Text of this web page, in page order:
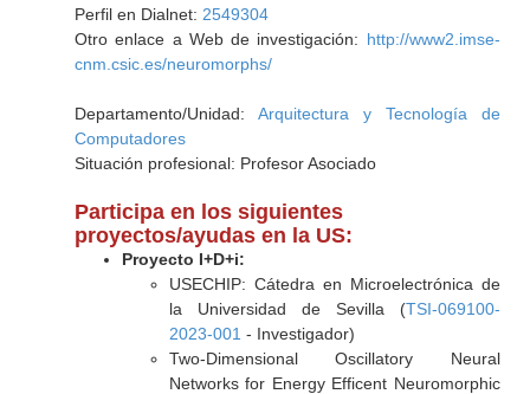
Perfil en Dialnet: 2549304
Otro enlace a Web de investigación: http://www2.imse-
cnm.csic.es/neuromorphs/
Departamento/Unidad: Arquitectura y Tecnología de
Computadores
Situación profesional: Profesor Asociado
Participa en los siguientes
proyectos/ayudas en la US:
Proyecto I+D+i:
USECHIP: Cátedra en Microelectrónica de
la Universidad de Sevilla (TSI-069100-
2023-001 - Investigador)
Two-Dimensional Oscillatory Neural
Networks for Energy Efficent Neuromorphic